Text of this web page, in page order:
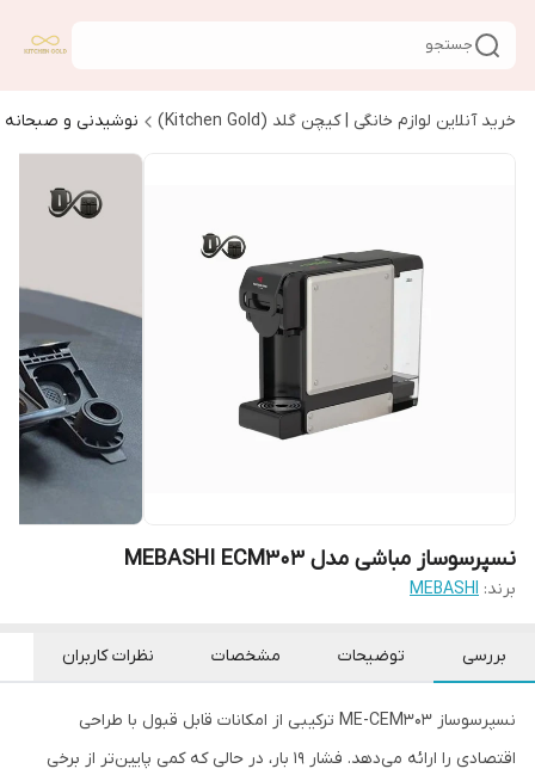
جستجو
خرید آنلاین لوازم خانگی | کیچن گلد (Kitchen Gold) نوشیدنی و صبحانه
نسپرسوساز مباشی مدل MEBASHI ECM303
برند: MEBASHI
بررسی توضیحات مشخصات نظرات کاربران
نسپرسوساز ME-CEM303 ترکیبی از امکانات قابل قبول با طراحی
اقتصادی را ارائه می‌دهد. فشار ۱۹ بار، در حالی که کمی پایین‌تر از برخی